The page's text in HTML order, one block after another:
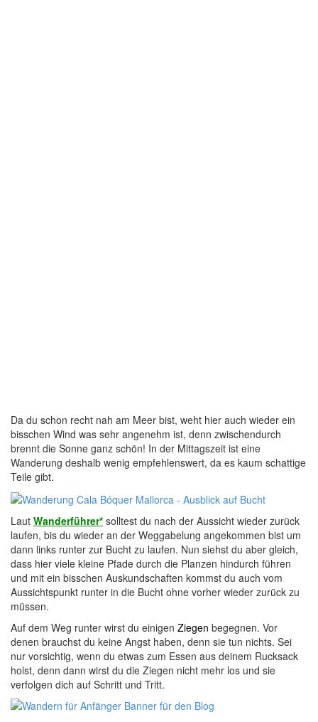
Da du schon recht nah am Meer bist, weht hier auch wieder ein
bisschen Wind was sehr angenehm ist, denn zwischendurch
brennt die Sonne ganz schön! In der Mittagszeit ist eine
Wanderung deshalb wenig empfehlenswert, da es kaum schattige
Teile gibt.
Laut Wanderführer* solltest du nach der Aussicht wieder zurück
laufen, bis du wieder an der Weggabelung angekommen bist um
dann links runter zur Bucht zu laufen. Nun siehst du aber gleich,
dass hier viele kleine Pfade durch die Planzen hindurch führen
und mit ein bisschen Auskundschaften kommst du auch vom
Aussichtspunkt runter in die Bucht ohne vorher wieder zurück zu
müssen.
Auf dem Weg runter wirst du einigen Ziegen begegnen. Vor
denen brauchst du keine Angst haben, denn sie tun nichts. Sei
nur vorsichtig, wenn du etwas zum Essen aus deinem Rucksack
holst, denn dann wirst du die Ziegen nicht mehr los und sie
verfolgen dich auf Schritt und Tritt.